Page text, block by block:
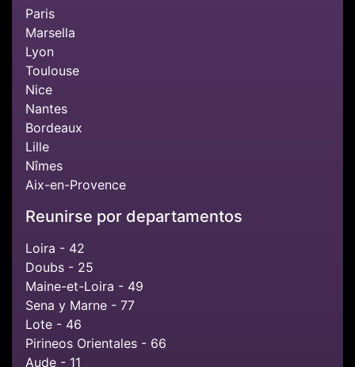
Paris
Marsella
Lyon
Toulouse
Nice
Nantes
Bordeaux
Lille
Nîmes
Aix-en-Provence
Reunirse por departamentos
Loira - 42
Doubs - 25
Maine-et-Loira - 49
Sena y Marne - 77
Lote - 46
Pirineos Orientales - 66
Aude - 11